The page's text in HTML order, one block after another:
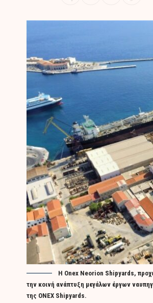
Η Onex Neorion Shipyards,
την κοινή ανάπτυξη μεγάλων έργων
της ΟΝΕΧ Shipyards.